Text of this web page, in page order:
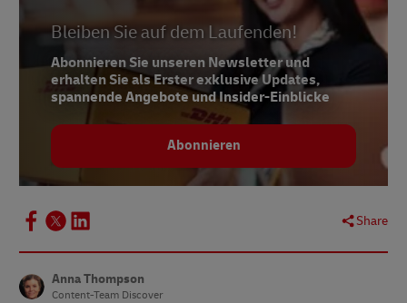
6 – Abdalsam, Februar 2023
Bleiben Sie auf dem Laufenden!
Abonnieren Sie unseren Newsletter und
erhalten Sie als Erster exklusive Updates,
spannende Angebote und Insider-Einblicke
Abonnieren
Share
Anna Thompson
Content-Team Discover